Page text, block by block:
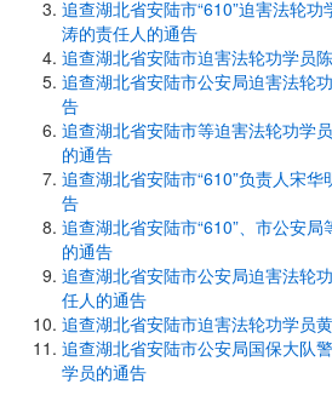
追查湖北省安陆市“610”迫害法轮
涛的责任人的通告
追查湖北省安陆市迫害法轮功学员
追查湖北省安陆市公安局迫害法轮
告
追查湖北省安陆市等迫害法轮功学
的通告
追查湖北省安陆市“610”负责人宋
告
追查湖北省安陆市“610”、市公安
的通告
追查湖北省安陆市公安局迫害法轮
任人的通告
追查湖北省安陆市迫害法轮功学员
追查湖北省安陆市公安局国保大队
学员的通告